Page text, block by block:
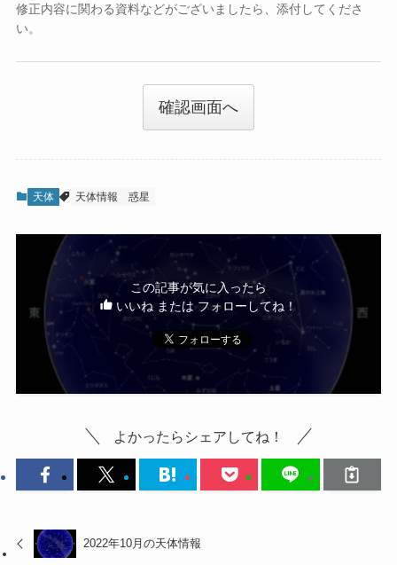
修正内容に関わる資料などがございましたら、添付してくださ
い。
確認画面へ
天体 天体情報 惑星
この記事が気に入ったら
いいね または フォローしてね！
よかったらシェアしてね！
2022年10月の天体情報